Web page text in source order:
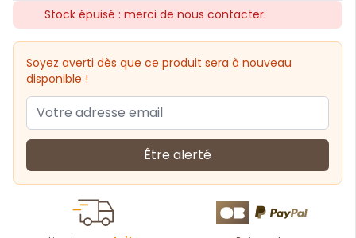
Stock épuisé : merci de nous contacter.
Soyez averti dès que ce produit sera à nouveau
disponible !
Être alerté